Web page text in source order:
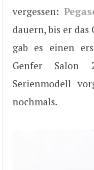
vergessen:
dauern, bis er das
gab es einen
Genfer Salon
Serienmodell
nochmals.